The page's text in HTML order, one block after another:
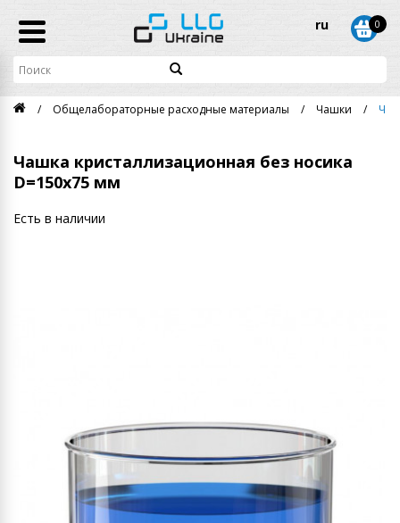
ru 0
Общелабораторные расходные материалы Чашки
Чашка кристаллизационная без носика
D=150х75 мм
Есть в наличии